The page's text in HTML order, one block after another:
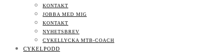
KONTAKT
JOBBA MED MIG
KONTAKT
NYHETSBREV
CYKELLYCKA MTB-COACH
CYKELPODD